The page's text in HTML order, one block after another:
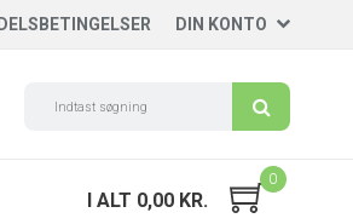
DIN KONTO
I ALT 0,00 KR.
0